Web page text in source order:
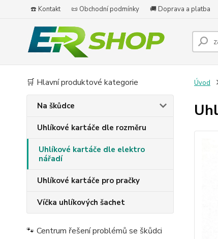
☎️ Kontakt 📜 Obchodní podmínky 🚚 Doprava a platba
🛒 Hlavní produktové kategorie
Na škůdce
Uhlíkové kartáče dle rozměru
Uhlíkové kartáče dle elektro
nářadí
Uhlíkové kartáče pro pračky
Víčka uhlíkových šachet
🐾 Centrum řešení problémů se škůdci
Úvod